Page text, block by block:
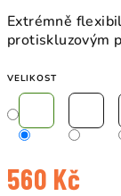
Extrémně
protiskluzovým
VELIKOST
560 Kč